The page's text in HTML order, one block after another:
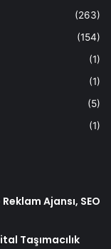
(263)
(154)
(1)
(1)
(5)
(1)
Ajansı, SEO
Taşımacılık